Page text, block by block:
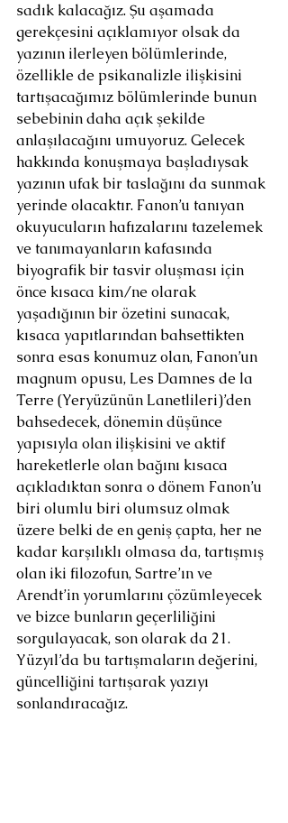
sadık kalacağız. Şu aşamada
gerekçesini açıklamıyor olsak da
yazının ilerleyen bölümlerinde,
özellikle de psikanalizle ilişkisini
tartışacağımız bölümlerinde bunun
sebebinin daha açık şekilde
anlaşılacağını umuyoruz. Gelecek
hakkında konuşmaya başladıysak
yazının ufak bir taslağını da sunmak
yerinde olacaktır. Fanon’u tanıyan
okuyucuların hafızalarını tazelemek
ve tanımayanların kafasında
biyografik bir tasvir oluşması için
önce kısaca kim/ne olarak
yaşadığının bir özetini sunacak,
kısaca yapıtlarından bahsettikten
sonra esas konumuz olan, Fanon’un
magnum opusu, Les Damnes de la
Terre (Yeryüzünün Lanetlileri)’den
bahsedecek, dönemin düşünce
yapısıyla olan ilişkisini ve aktif
hareketlerle olan bağını kısaca
açıkladıktan sonra o dönem Fanon’u
biri olumlu biri olumsuz olmak
üzere belki de en geniş çapta, her ne
kadar karşılıklı olmasa da, tartışmış
olan iki filozofun, Sartre’ın ve
Arendt’in yorumlarını çözümleyecek
ve bizce bunların geçerliliğini
sorgulayacak, son olarak da 21.
Yüzyıl’da bu tartışmaların değerini,
güncelliğini tartışarak yazıyı
sonlandıracağız.